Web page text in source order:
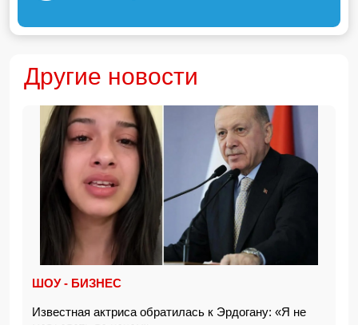
Другие новости
ШОУ - БИЗНЕС
Известная актриса обратилась к Эрдогану: «Я не